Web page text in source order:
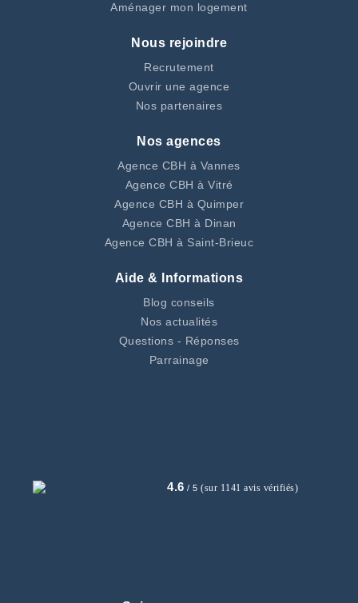
Aménager mon logement
Nous rejoindre
Recrutement
Ouvrir une agence
Nos partenaires
Nos agences
Agence CBH à Vannes
Agence CBH à Vitré
Agence CBH à Quimper
Agence CBH à Dinan
Agence CBH à Saint-Brieuc
Aide & Informations
Blog conseils
Nos actualités
Questions - Réponses
Parrainage
4.6 / 5(sur 1141 avis vérifiés)